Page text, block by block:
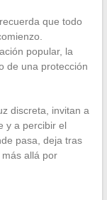
que todo
popular, la
de una protección
discreta, invitan a
y a percibir el
pasa, deja tras
allá por